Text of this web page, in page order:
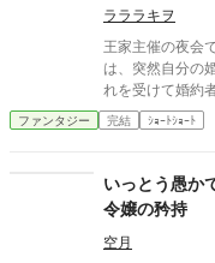
ラララキヲ
王家主催の夜会
は、突然自分の
れを受けて婚約者
事……ですか？わ
令息の胸に抱か
故わたくしが嫉妬す
は『完全なピラミッ
破棄モノ。 ◇ふ
ファンタジー 完結 ｼｮｰﾄｼｮｰﾄ
いっとう愚か
令嬢の矜持
空月